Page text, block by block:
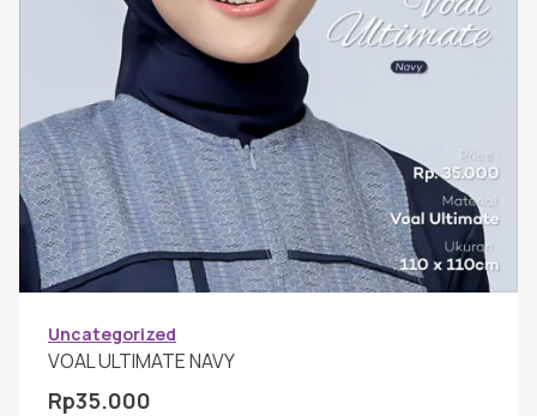
Gamis Anak-anak
Baju Koko Anak
Gamis Remaja
Sarimbit
Uncategorized
VOAL ULTIMATE NAVY
Rp35.000